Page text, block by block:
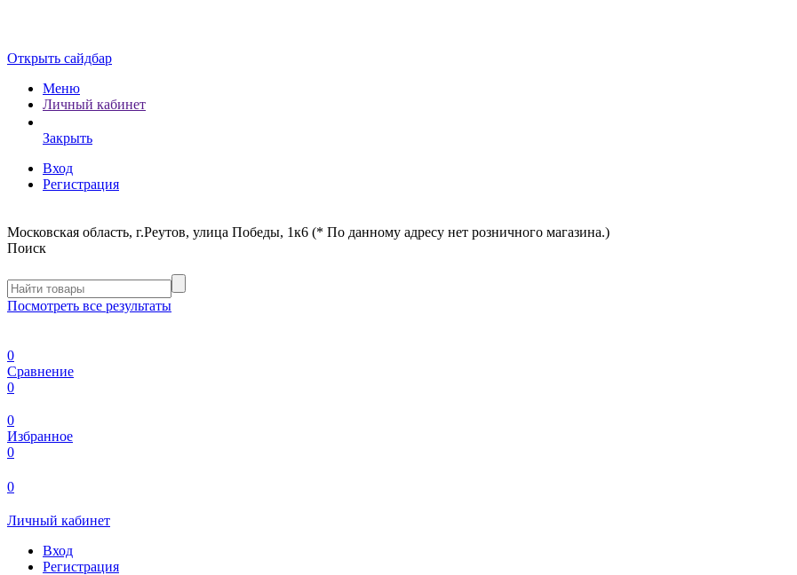
Открыть сайдбар
Меню
Личный кабинет
Закрыть
Вход
Регистрация
Московская область, г.Реутов, улица Победы, 1к6 (* По данному адресу нет розничного магазина.)
Поиск
Посмотреть все результаты
0
Сравнение
0
0
Избранное
0
0
Личный кабинет
Вход
Регистрация